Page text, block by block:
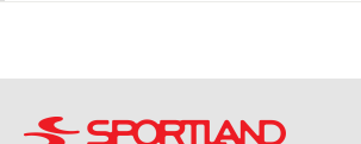
Image